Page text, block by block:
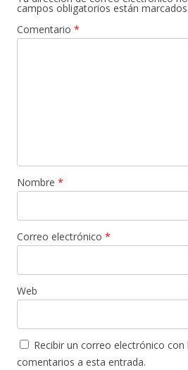
campos obligatorios están
Comentario *
Nombre *
Correo electrónico *
Web
Recibir un correo electrónico con
comentarios a esta entrada.